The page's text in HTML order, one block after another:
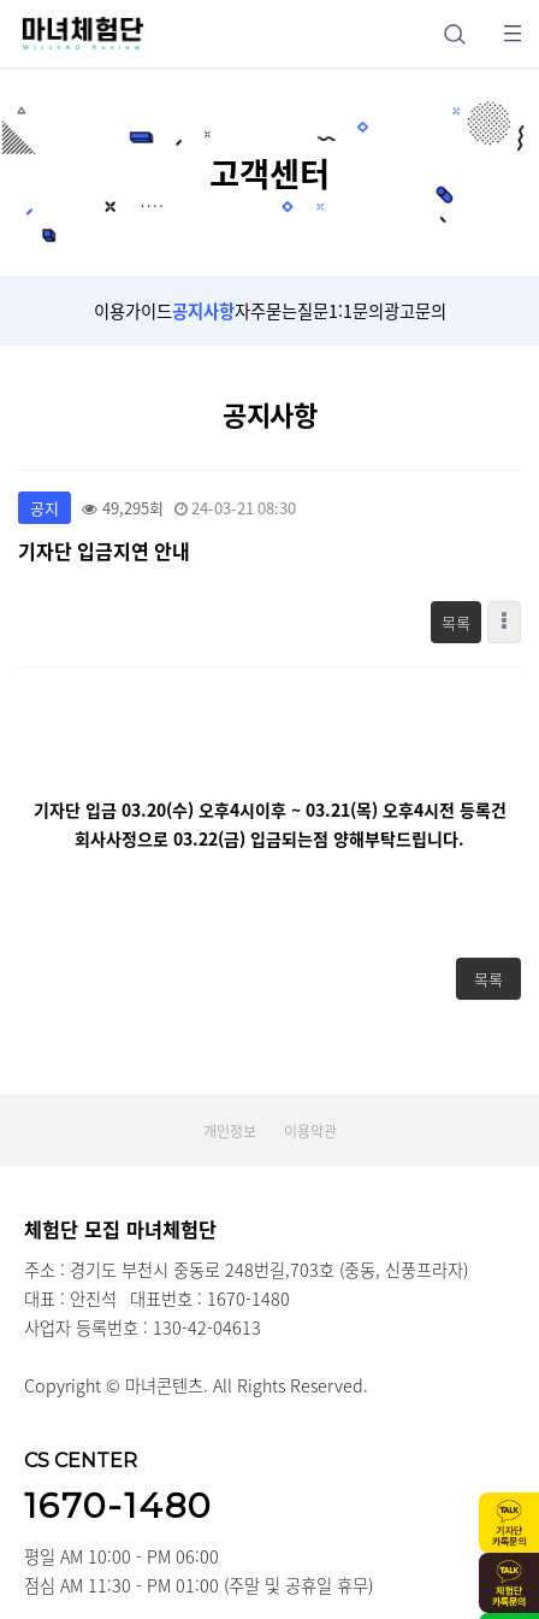
고객센터
이용가이드공지사항자주묻는질문1:1문의광고문의
공지사항
공지 49,295회 24-03-21 08:30
기자단 입금지연 안내
목록
기자단 입금 03.20(수) 오후4시이후 ~ 03.21(목) 오후4시전 등록건
회사사정으로 03.22(금) 입금되는점 양해부탁드립니다.
목록
개인정보 이용약관
체험단 모집 마녀체험단
주소 : 경기도 부천시 중동로 248번길,703호 (중동, 신풍프라자)
대표 : 안진석 대표번호 : 1670-1480
사업자 등록번호 : 130-42-04613
Copyright © 마녀콘텐츠. All Rights Reserved.
CS CENTER
1670-1480
평일 AM 10:00 - PM 06:00
점심 AM 11:30 - PM 01:00 (주말 및 공휴일 휴무)